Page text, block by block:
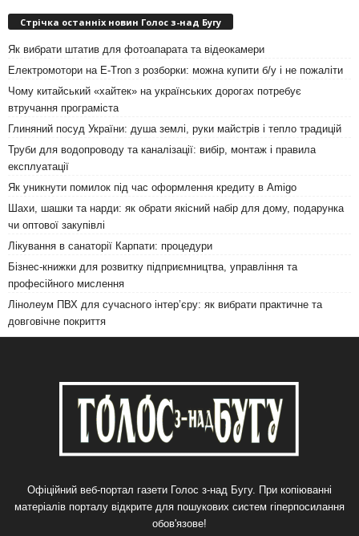
Стрічка останніх новин Голос з-над Бугу
Як вибрати штатив для фотоапарата та відеокамери
Електромотори на E-Tron з розборки: можна купити б/у і не пожаліти
Чому китайський «хайтек» на українських дорогах потребує
втручання програміста
Глиняний посуд України: душа землі, руки майстрів і тепло традицій
Труби для водопроводу та каналізації: вибір, монтаж і правила
експлуатації
Як уникнути помилок під час оформлення кредиту в Amigo
Шахи, шашки та нарди: як обрати якісний набір для дому, подарунка
чи оптової закупівлі
Лікування в санаторії Карпати: процедури
Бізнес-книжки для розвитку підприємництва, управління та
професійного мислення
Лінолеум ПВХ для сучасного інтер’єру: як вибрати практичне та
довговічне покриття
Офіційний веб-портал газети Голос з-над Бугу. При копіюванні
матеріалів порталу відкрите для пошукових систем гіперпосилання
обов'язове!